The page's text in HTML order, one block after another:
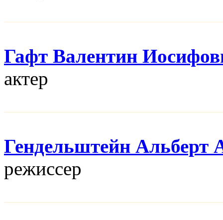
Гафт Валентин
актер
Гендельштейн Альберт
режисcер